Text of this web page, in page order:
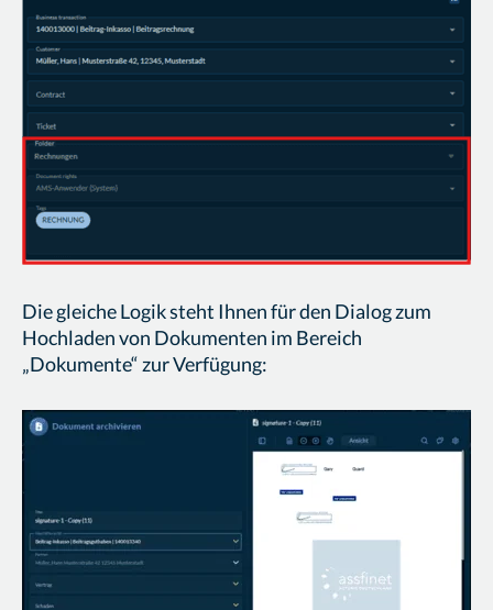
Die gleiche Logik steht Ihnen für den Dialog zum
Hochladen von Dokumenten im Bereich
„Dokumente“ zur Verfügung: